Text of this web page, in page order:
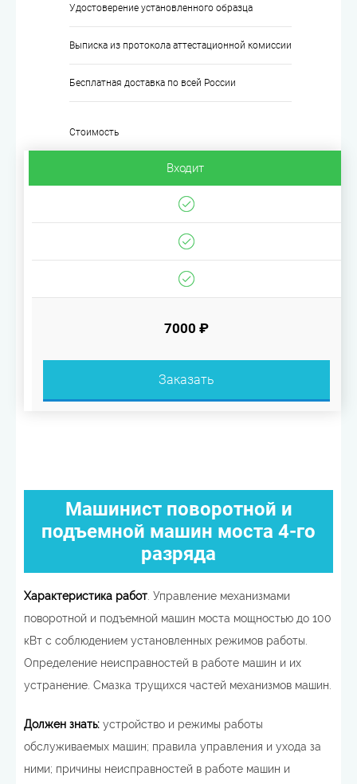
Удостоверение установленного образца
Выписка из протокола аттестационной комиссии
Бесплатная доставка по всей России
Стоимость
Входит
7000 ₽
Заказать
Машинист поворотной и
подъемной машин моста 4-го
разряда
Характеристика работ . Управление механизмами
поворотной и подъемной машин моста мощностью до 100
кВт с соблюдением установленных режимов работы.
Определение неисправностей в работе машин и их
устранение. Смазка трущихся частей механизмов машин.
Должен знать: устройство и режимы работы
обслуживаемых машин; правила управления и ухода за
ними; причины неисправностей в работе машин и